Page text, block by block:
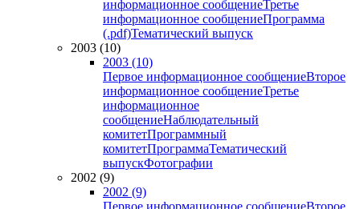
информационное сообщениеТретье
информационное сообщениеПрограмма
(.pdf)Тематический выпуск
2003 (10)
2003 (10)
Первое информационное сообщениеВторое
информационное сообщениеТретье
информационное
сообщениеНаблюдательный
комитетПрограммный
комитетПрограммаТематический
выпускФотографии
2002 (9)
2002 (9)
Первое информационное сообщениеВторое